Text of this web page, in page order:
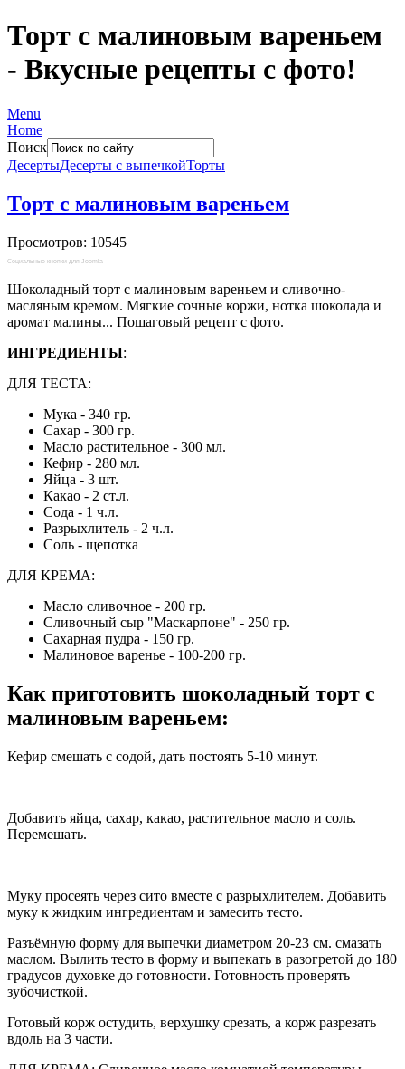
Торт с малиновым вареньем
- Вкусные рецепты с фото!
Menu
Home
Поиск
ДесертыДесерты с выпечкойТорты
Торт с малиновым вареньем
Просмотров: 10545
Социальные кнопки для Joomla
Шоколадный торт с малиновым вареньем и сливочно-
масляным кремом. Мягкие сочные коржи, нотка шоколада и
аромат малины... Пошаговый рецепт с фото.
ИНГРЕДИЕНТЫ:
ДЛЯ ТЕСТА:
Мука - 340 гр.
Сахар - 300 гр.
Масло растительное - 300 мл.
Кефир - 280 мл.
Яйца - 3 шт.
Какао - 2 ст.л.
Сода - 1 ч.л.
Разрыхлитель - 2 ч.л.
Соль - щепотка
ДЛЯ КРЕМА:
Масло сливочное - 200 гр.
Сливочный сыр "Маскарпоне" - 250 гр.
Сахарная пудра - 150 гр.
Малиновое варенье - 100-200 гр.
Как приготовить шоколадный торт с
малиновым вареньем:
Кефир смешать с содой, дать постоять 5-10 минут.
Добавить яйца, сахар, какао, растительное масло и соль.
Перемешать.
Муку просеять через сито вместе с разрыхлителем. Добавить
муку к жидким ингредиентам и замесить тесто.
Разъёмную форму для выпечки диаметром 20-23 см. смазать
маслом. Вылить тесто в форму и выпекать в разогретой до 180
градусов духовке до готовности. Готовность проверять
зубочисткой.
Готовый корж остудить, верхушку срезать, а корж разрезать
вдоль на 3 части.